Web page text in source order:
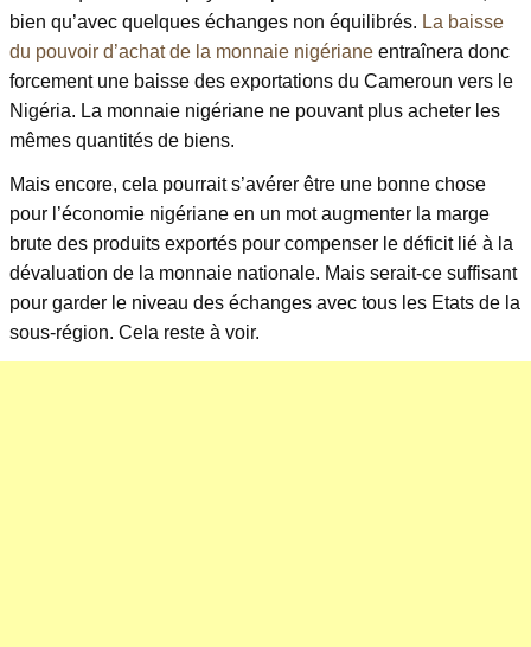
bien qu’avec quelques échanges non équilibrés. La baisse
du pouvoir d’achat de la monnaie nigériane entraînera donc
forcement une baisse des exportations du Cameroun vers le
Nigéria. La monnaie nigériane ne pouvant plus acheter les
mêmes quantités de biens.
Mais encore, cela pourrait s’avérer être une bonne chose
pour l’économie nigériane en un mot augmenter la marge
brute des produits exportés pour compenser le déficit lié à la
dévaluation de la monnaie nationale. Mais serait-ce suffisant
pour garder le niveau des échanges avec tous les Etats de la
sous-région. Cela reste à voir.